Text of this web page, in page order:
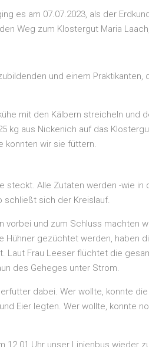
es am 07.07.2023, als der
Weg zum Klostergut Maria
und einem
mit den Kälbern streicheln
kg aus Nickenich auf das
konnten wir sie füttern.
steckt. Alle Zutaten werden -wie
schließt sich der Kreislauf.
und zum Schluss machten
Hühner gezüchtet werden, haben
Laut Frau Leeser flüchtet die
des Geheges unter Strom.
dabei. Wer wollte, konnte
Eier legten. Wer wollte, konnte
12.01 Uhr unser Linienbus